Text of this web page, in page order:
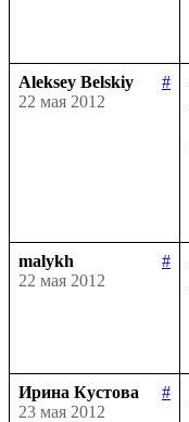
Aleksey Belskiy
#
22 мая 2012
malykh
#
22 мая 2012
Ирина Кустова
#
23 мая 2012